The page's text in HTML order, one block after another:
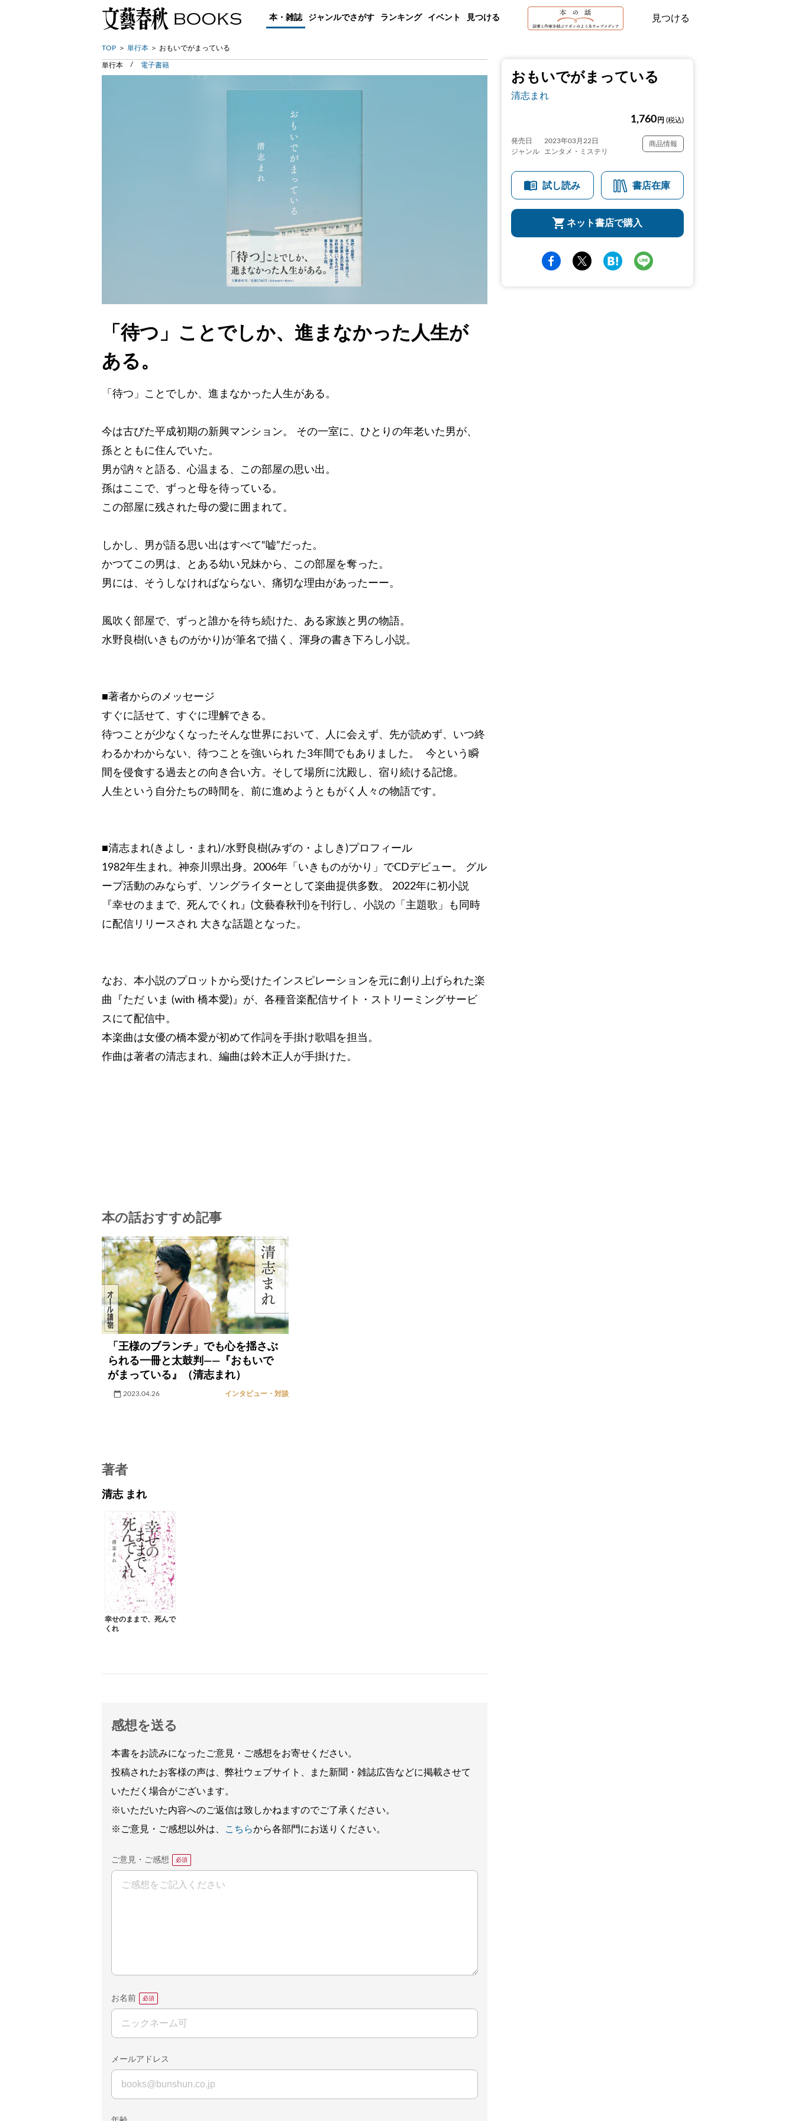
本・雑誌 ジャンルでさがす ランキング イベント 見つける 見つける
TOP 単行本 おもいでがまっている
おもいでがまっている
清志まれ
1,760 円 (税込)
発売日
2023年03月22日
ジャンル
エンタメ・ミステリ
商品情報
試し読み 書店在庫
ネット書店で購入
単行本 電子書籍
「待つ」ことでしか、進まなかった人生が
ある。
「待つ」ことでしか、進まなかった人生がある。
今は古びた平成初期の新興マンション。 その一室に、ひとりの年老いた男が、
孫とともに住んでいた。
男が訥々と語る、心温まる、この部屋の思い出。
孫はここで、ずっと母を待っている。
この部屋に残された母の愛に囲まれて。
しかし、男が語る思い出はすべて“嘘”だった。
かつてこの男は、とある幼い兄妹から、この部屋を奪った。
男には、そうしなければならない、痛切な理由があったーー。
風吹く部屋で、ずっと誰かを待ち続けた、ある家族と男の物語。
水野良樹(いきものがかり)が筆名で描く、渾身の書き下ろし小説。
■著者からのメッセージ
すぐに話せて、すぐに理解できる。
待つことが少なくなったそんな世界において、人に会えず、先が読めず、いつ終
わるかわからない、待つことを強いられ た3年間でもありました。 今という瞬
間を侵食する過去との向き合い方。そして場所に沈殿し、宿り続ける記憶。
人生という自分たちの時間を、前に進めようともがく人々の物語です。
■清志まれ(きよし・まれ)/水野良樹(みずの・よしき)プロフィール
1982年生まれ。神奈川県出身。2006年「いきものがかり」でCDデビュー。 グル
ープ活動のみならず、ソングライターとして楽曲提供多数。 2022年に初小説
『幸せのままで、死んでくれ』(文藝春秋刊)を刊行し、小説の「主題歌」も同時
に配信リリースされ 大きな話題となった。
なお、本小説のプロットから受けたインスピレーションを元に創り上げられた楽
曲『ただ いま (with 橋本愛)』が、各種音楽配信サイト・ストリーミングサービ
スにて配信中。
本楽曲は女優の橋本愛が初めて作詞を手掛け歌唱を担当。
作曲は著者の清志まれ、編曲は鈴木正人が手掛けた。
本の話おすすめ記事
「王様のブランチ」でも心を揺さぶ
られる一冊と太鼓判――『おもいで
がまっている』（清志まれ）
2023.04.26 インタビュー・対談
著者
清志 まれ
幸せのままで、死んで
くれ
感想を送る
本書をお読みになったご意見・ご感想をお寄せください。
投稿されたお客様の声は、弊社ウェブサイト、また新聞・雑誌広告などに掲載させて
いただく場合がございます。
※いただいた内容へのご返信は致しかねますのでご了承ください。
※ご意見・ご感想以外は、
こちらから各部門にお送りください。
ご意見・ご感想
お名前
メールアドレス